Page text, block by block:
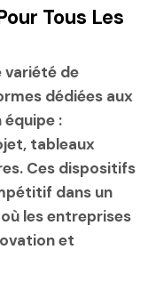
Tous Les
variété de
dédiées aux
:
tableaux
Ces dispositifs
dans un
les entreprises
et